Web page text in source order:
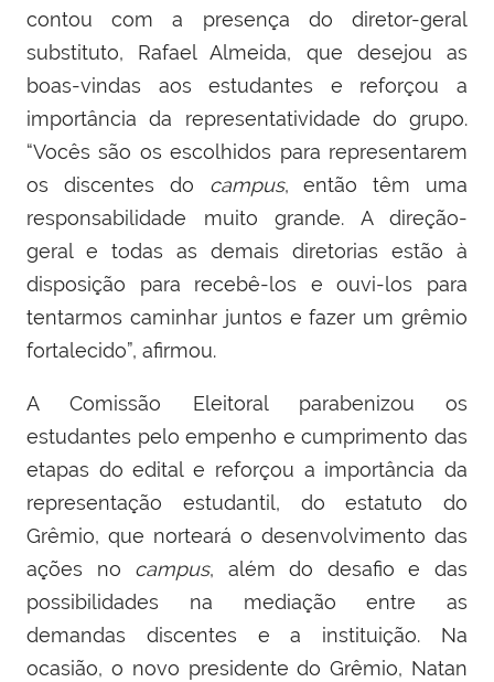
contou com a presença do diretor-geral
substituto, Rafael Almeida, que desejou as
boas-vindas aos estudantes e reforçou a
importância da representatividade do grupo.
“Vocês são os escolhidos para representarem
os discentes do campus, então têm uma
responsabilidade muito grande. A direção-
geral e todas as demais diretorias estão à
disposição para recebê-los e ouvi-los para
tentarmos caminhar juntos e fazer um grêmio
fortalecido”, afirmou.
A Comissão Eleitoral parabenizou os
estudantes pelo empenho e cumprimento das
etapas do edital e reforçou a importância da
representação estudantil, do estatuto do
Grêmio, que norteará o desenvolvimento das
ações no campus, além do desafio e das
possibilidades na mediação entre as
demandas discentes e a instituição. Na
ocasião, o novo presidente do Grêmio, Natan